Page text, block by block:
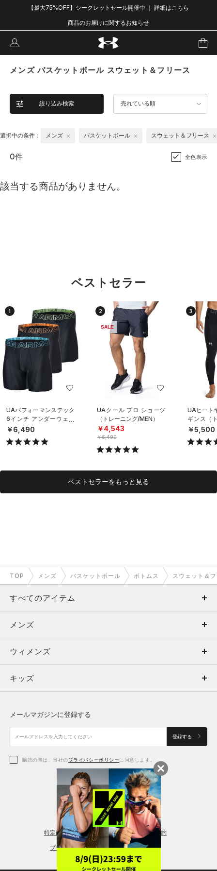
【最大75%OFF】シークレットセール開催中 ｜ 詳細はこちら
商品のお届けに関するお知らせ
メンズ バスケットボール スウェット＆フリース
絞り込み検索 売れている順
選択中の条件： メンズ バスケットボール スウェット＆フリース
0件 全色表示
該当する商品がありません。
ベストセラー
1
UAパフォーマンステック
6インチ アンダーウェア
（3枚セット）（トレーニ
ング/MEN）
￥6,490
2
SALE
UAクール プロ ショーツ
（トレーニング/MEN）
￥4,543
￥6,490
3
UAヒート
ギンス（
EN）
￥5,500
ベストセラーをもっと見る
TOP メンズ バスケットボール ボトムス スウェット＆
すべてのアイテム
メンズ
ウィメンズ
キッズ
アクセサリー
メンズ
トップス
ボトムス
アクセサリー
ウィメンズ
トップス
シューズ
アクセサリー
レギンス＆タイツ
キッズ
シューズ
メールマガジンに登録する
登録する
購読の際は、当社のプライバシーポリシーに同意します。
特定商取引法に基づく通販の表記 会員規約
プライバシーポリシー